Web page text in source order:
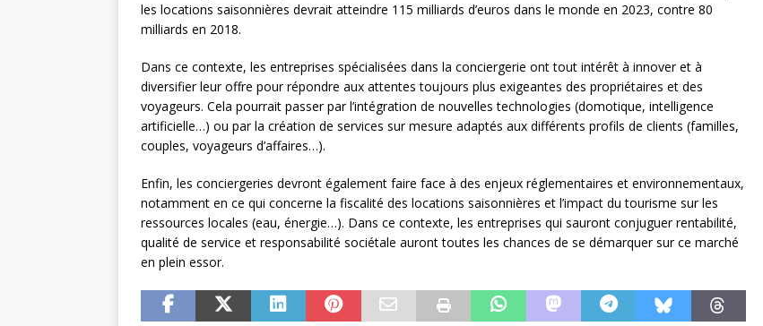
les locations saisonnières devrait atteindre 115 milliards d’euros dans le monde en 2023, contre 80
milliards en 2018.
Dans ce contexte, les entreprises spécialisées dans la conciergerie ont tout intérêt à innover et à
diversifier leur offre pour répondre aux attentes toujours plus exigeantes des propriétaires et des
voyageurs. Cela pourrait passer par l’intégration de nouvelles technologies (domotique, intelligence
artificielle…) ou par la création de services sur mesure adaptés aux différents profils de clients (familles,
couples, voyageurs d’affaires…).
Enfin, les conciergeries devront également faire face à des enjeux réglementaires et environnementaux,
notamment en ce qui concerne la fiscalité des locations saisonnières et l’impact du tourisme sur les
ressources locales (eau, énergie…). Dans ce contexte, les entreprises qui sauront conjuguer rentabilité,
qualité de service et responsabilité sociétale auront toutes les chances de se démarquer sur ce marché
en plein essor.